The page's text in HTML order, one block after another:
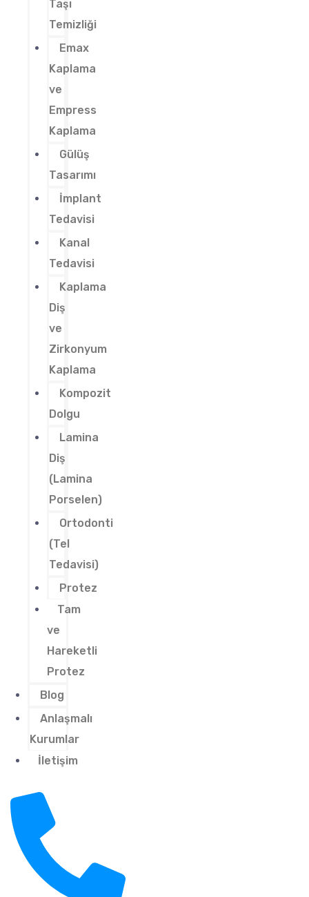
Taşı
Temizliği
Emax
Kaplama
ve
Empress
Kaplama
Gülüş
Tasarımı
İmplant
Tedavisi
Kanal
Tedavisi
Kaplama
Diş
ve
Zirkonyum
Kaplama
Kompozit
Dolgu
Lamina
Diş
(Lamina
Porselen)
Ortodonti
(Tel
Tedavisi)
Protez
Tam
ve
Hareketli
Protez
Blog
Anlaşmalı
Kurumlar
İletişim